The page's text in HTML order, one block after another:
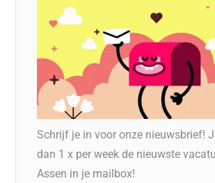
Schrijf je in voor onze nieuwsbrief!
dan 1 x per week de nieuwste
Assen in je mailbox!